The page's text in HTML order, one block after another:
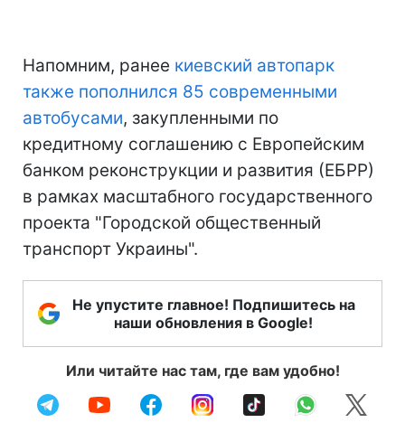
Напомним, ранее киевский автопарк
также пополнился 85 современными
автобусами, закупленными по
кредитному соглашению с Европейским
банком реконструкции и развития (ЕБРР)
в рамках масштабного государственного
проекта "Городской общественный
транспорт Украины".
Не упустите главное! Подпишитесь на
наши обновления в Google!
Или читайте нас там, где вам удобно!